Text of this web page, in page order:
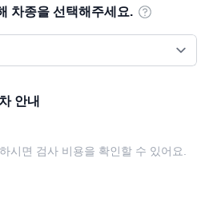
차종을 선택해주세요.
안내
시면 검사 비용을 확인할 수 있어요.